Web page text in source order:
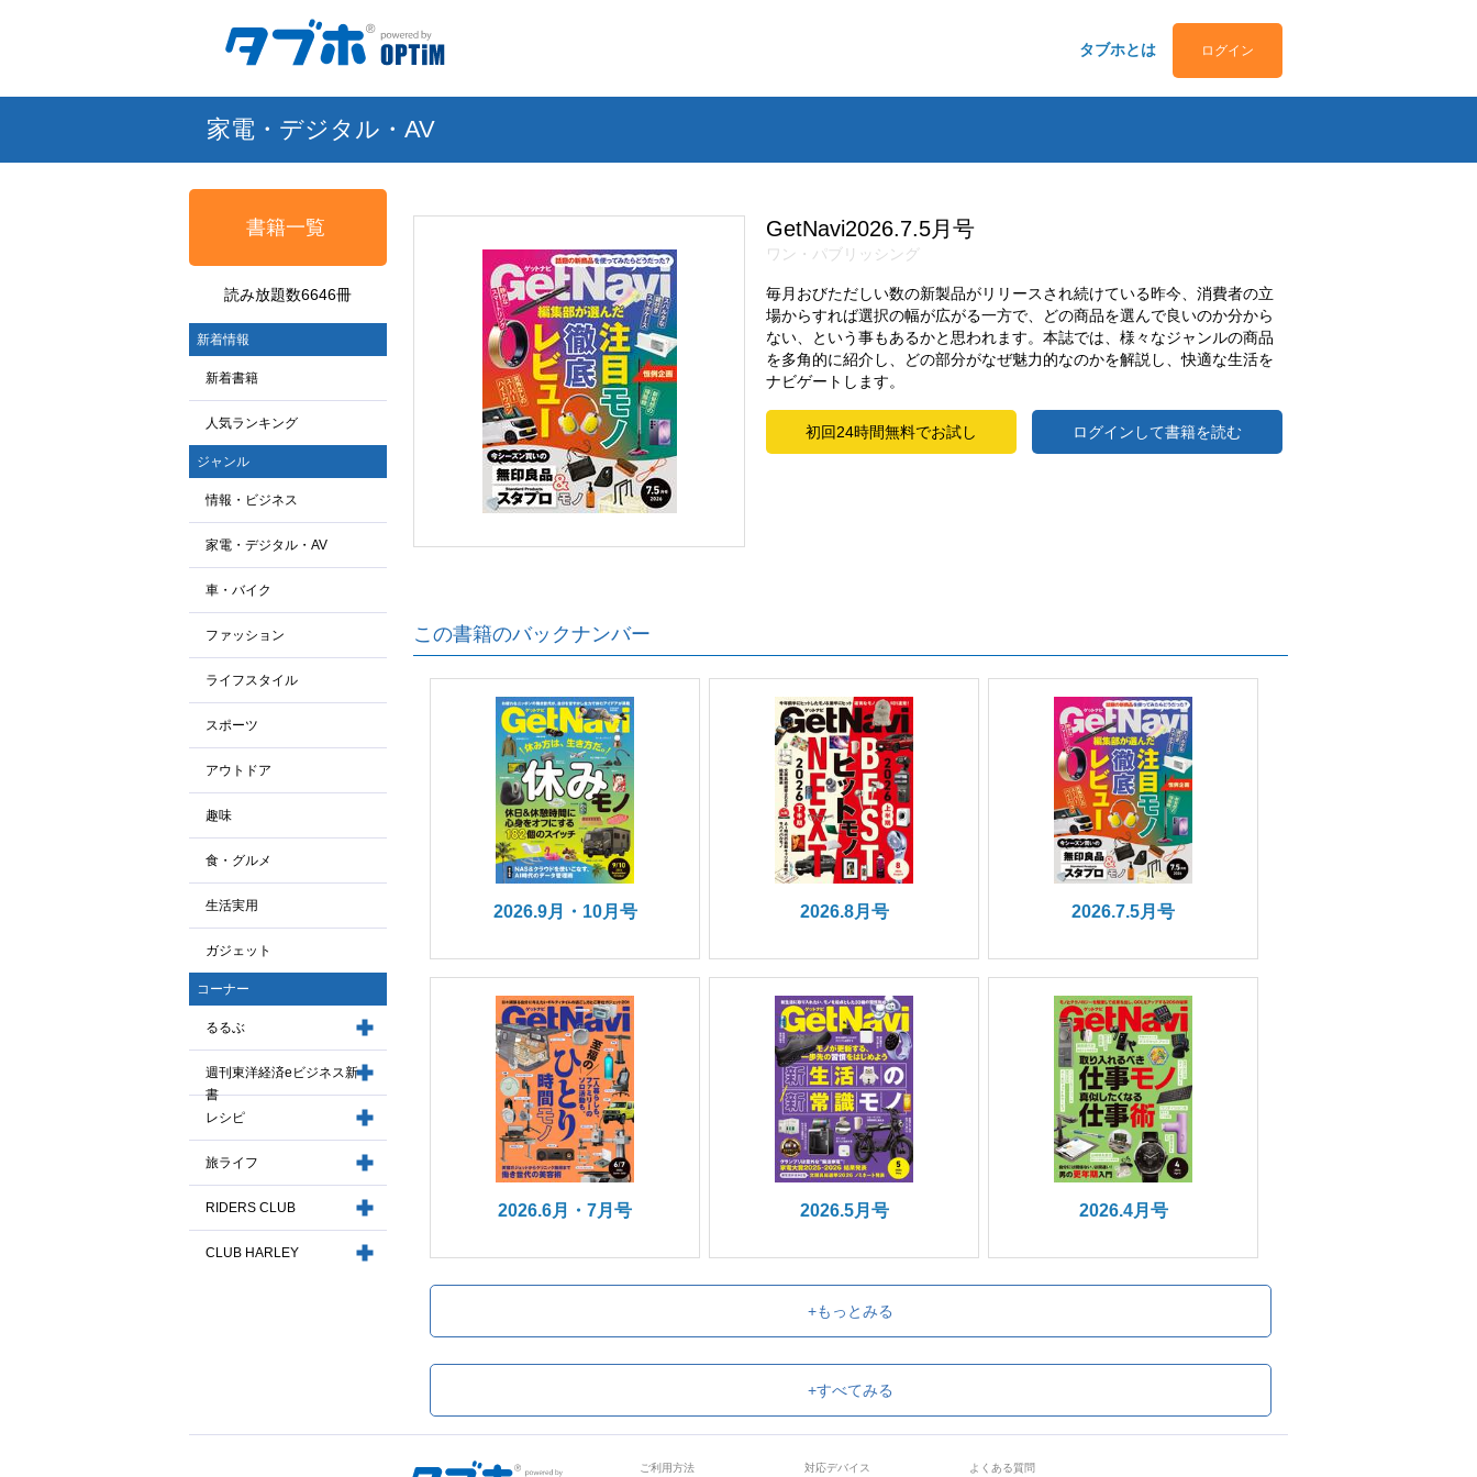
タブホとは ログイン
家電・デジタル・AV
書籍一覧
読み放題数6646冊
新着情報
新着書籍
人気ランキング
ジャンル
情報・ビジネス
家電・デジタル・AV
車・バイク
ファッション
ライフスタイル
スポーツ
アウトドア
趣味
食・グルメ
生活実用
ガジェット
コーナー
るるぶ
週刊東洋経済eビジネス新
書
レシピ
旅ライフ
RIDERS CLUB
CLUB HARLEY
GetNavi2026.7.5月号
ワン・パブリッシング
毎月おびただしい数の新製品がリリースされ続けている昨今、消費者の立
場からすれば選択の幅が広がる一方で、どの商品を選んで良いのか分から
ない、という事もあるかと思われます。本誌では、様々なジャンルの商品
を多角的に紹介し、どの部分がなぜ魅力的なのかを解説し、快適な生活を
ナビゲートします。
初回24時間無料でお試し ログインして書籍を読む
この書籍のバックナンバー
2026.9月・10月号 2026.8月号 2026.7.5月号
2026.6月・7月号 2026.5月号 2026.4月号
+もっとみる
+すべてみる
ご利用方法 対応デバイス よくある質問